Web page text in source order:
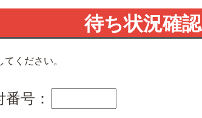
待ち状況確認
ください。
番号：